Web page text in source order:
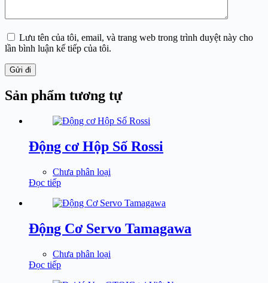
Lưu tên của tôi, email, và trang web trong trình duyệt này cho
lần bình luận kế tiếp của tôi.
Gửi đi
Sản phẩm tương tự
Động cơ Hộp Số Rossi
Chưa phân loại
Đọc tiếp
Động Cơ Servo Tamagawa
Chưa phân loại
Đọc tiếp